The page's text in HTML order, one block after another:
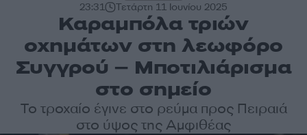
23:31 Τετάρτη 11 Ιουνίου 2025
Καραμπόλα τριών
οχημάτων στη λεωφόρο
Συγγρού – Μποτιλιάρισμα
στο σημείο
Το τροχαίο έγινε στο ρεύμα προς Πειραιά
στο ύψος της Αμφιθέας